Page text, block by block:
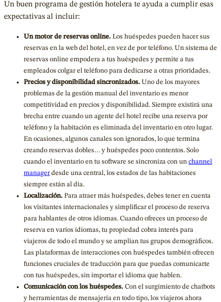
Un buen programa de gestión hotelera te ayuda a cumplir esas
expectativas al incluir:
Un motor de reservas online. Los huéspedes pueden hacer sus
reservas en la web del hotel, en vez de por teléfono. Un sistema de
reservas online empodera a tus huéspedes y permite a tus
empleados colgar el teléfono para dedicarse a otras prioridades.
Precios y disponibilidad sincronizados. Uno de los mayores
problemas de la gestión manual del inventario es menor
competitividad en precios y disponibilidad. Siempre existirá una
brecha entre cuando un agente del hotel recibe una reserva por
teléfono y la habitación es eliminada del inventario en otro lugar.
En ocasiones, algunos canales son ignorados, lo que termina
creando reservas dobles… y huéspedes poco contentos. Solo
cuando el inventario en tu software se sincroniza con un channel
manager desde una central, los estados de las habitaciones
siempre están al día.
Localización. Para atraer más huéspedes, debes tener en cuenta
los visitantes internacionales y simplificar el proceso de reserva
para hablantes de otros idiomas. Cuando ofreces un proceso de
reserva en varios idiomas, tu propiedad cobra interés para
viajeros de todo el mundo y se amplían tus grupos demográficos.
Las plataformas de interacciones con huéspedes también ofrecen
funciones cruciales de traducción para que puedas comunicarte
con tus huéspedes, sin importar el idioma que hablen.
Comunicación con los huéspedes. Con el surgimiento de chatbots
y herramientas de mensajería en todo tipo, los viajeros ahora